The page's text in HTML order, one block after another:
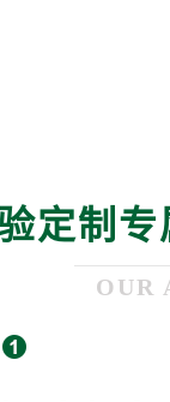
定制
OUR